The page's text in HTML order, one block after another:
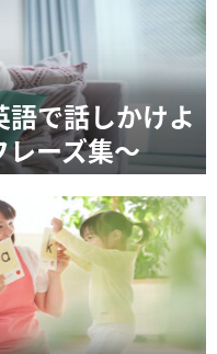
で話しかけよ
レーズ集～